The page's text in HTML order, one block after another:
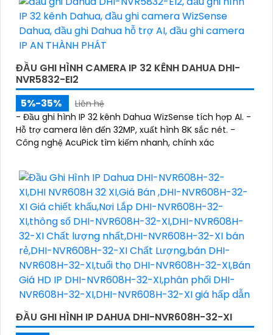
ĐẦU GHI HÌNH CAMERA IP 32 KÊNH DAHUA DHI-
NVR5832-EI2
5%-35%
Liên hệ
- Đầu ghi hình IP 32 kênh Dahua WizSense tích hợp AI. -
Hỗ trợ camera lên đến 32MP, xuất hình 8K sắc nét. -
Công nghệ AcuPick tìm kiếm nhanh, chính xác
ĐẦU GHI HÌNH IP DAHUA DHI-NVR608H-32-XI